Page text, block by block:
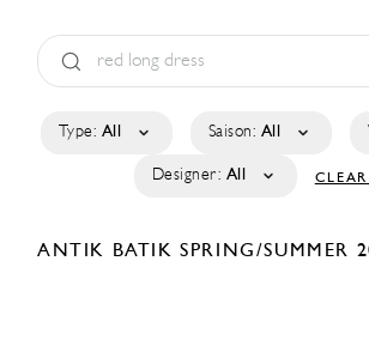
Type: All Saison: All
Designer: All
ANTIK BATIKSPRING/SUMMER